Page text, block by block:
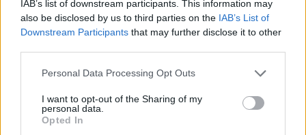
IAB’s list of downstream participants. This information may
also be disclosed by us to third parties on the IAB’s List of
Downstream Participants that may further disclose it to other
Please note that this website/app uses one or more Google
not limited to your visit or usage behaviour. You may click to
grant or deny consent to Google and its third-party tags to
use your data for below specified purposes in below Google
Personal Data Processing Opt Outs
I want to opt-out of the Sharing of my
personal data.
Opted In
Art de la Table με την κομψότητα του Georg